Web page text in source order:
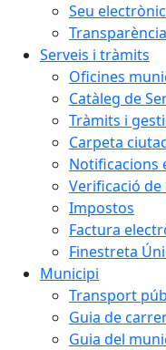
Seu
Transparència
Serveis i tràmits
Oficines
Catàleg de
Tràmits i
Carpeta
Notificacions
Verificació
Impostos
Factura
Finestreta
Municipi
Transport
Guia de
Guia del